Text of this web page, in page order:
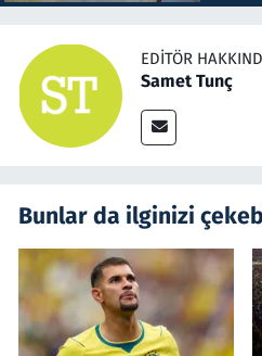
EDITÖR
Samet Tunç
Bunlar da ilginizi